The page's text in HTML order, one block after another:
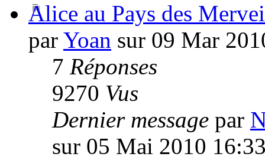
Alice au Pays des
par Yoan sur 09 Mar
7 Réponses
9270 Vus
Dernier message par
sur 05 Mai 2010